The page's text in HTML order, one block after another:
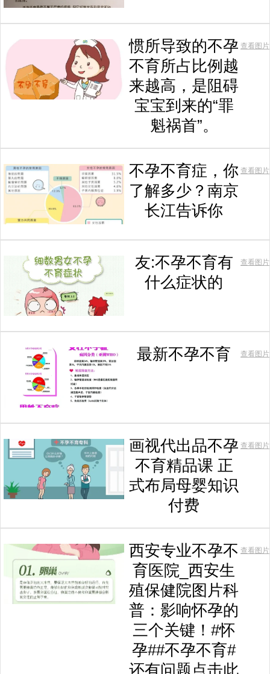
惯所导致的不孕
不育所占比例越
来越高，是阻碍
宝宝到来的“罪
魁祸首”。
查看图片
不孕不育症，你
了解多少？南京
长江告诉你
查看图片
友:不孕不育有
什么症状的
查看图片
最新不孕不育 查看图片
画视代出品不孕
不育精品课 正
式布局母婴知识
付费
查看图片
西安专业不孕不
育医院_西安生
殖保健院图片科
普：影响怀孕的
三个关键！#怀
孕##不孕不育#
还有问题点击此
查看图片